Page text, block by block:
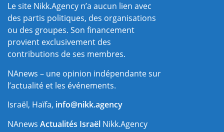
Le site Nikk.Agency n’a aucun lien avec
des partis politiques, des organisations
ou des groupes. Son financement
provient exclusivement des
contributions de ses membres.
NAnews – une opinion indépendante sur
l’actualité et les événements.
Israël, Haïfa, info@nikk.agency
NAnews Actualités Israël Nikk.Agency